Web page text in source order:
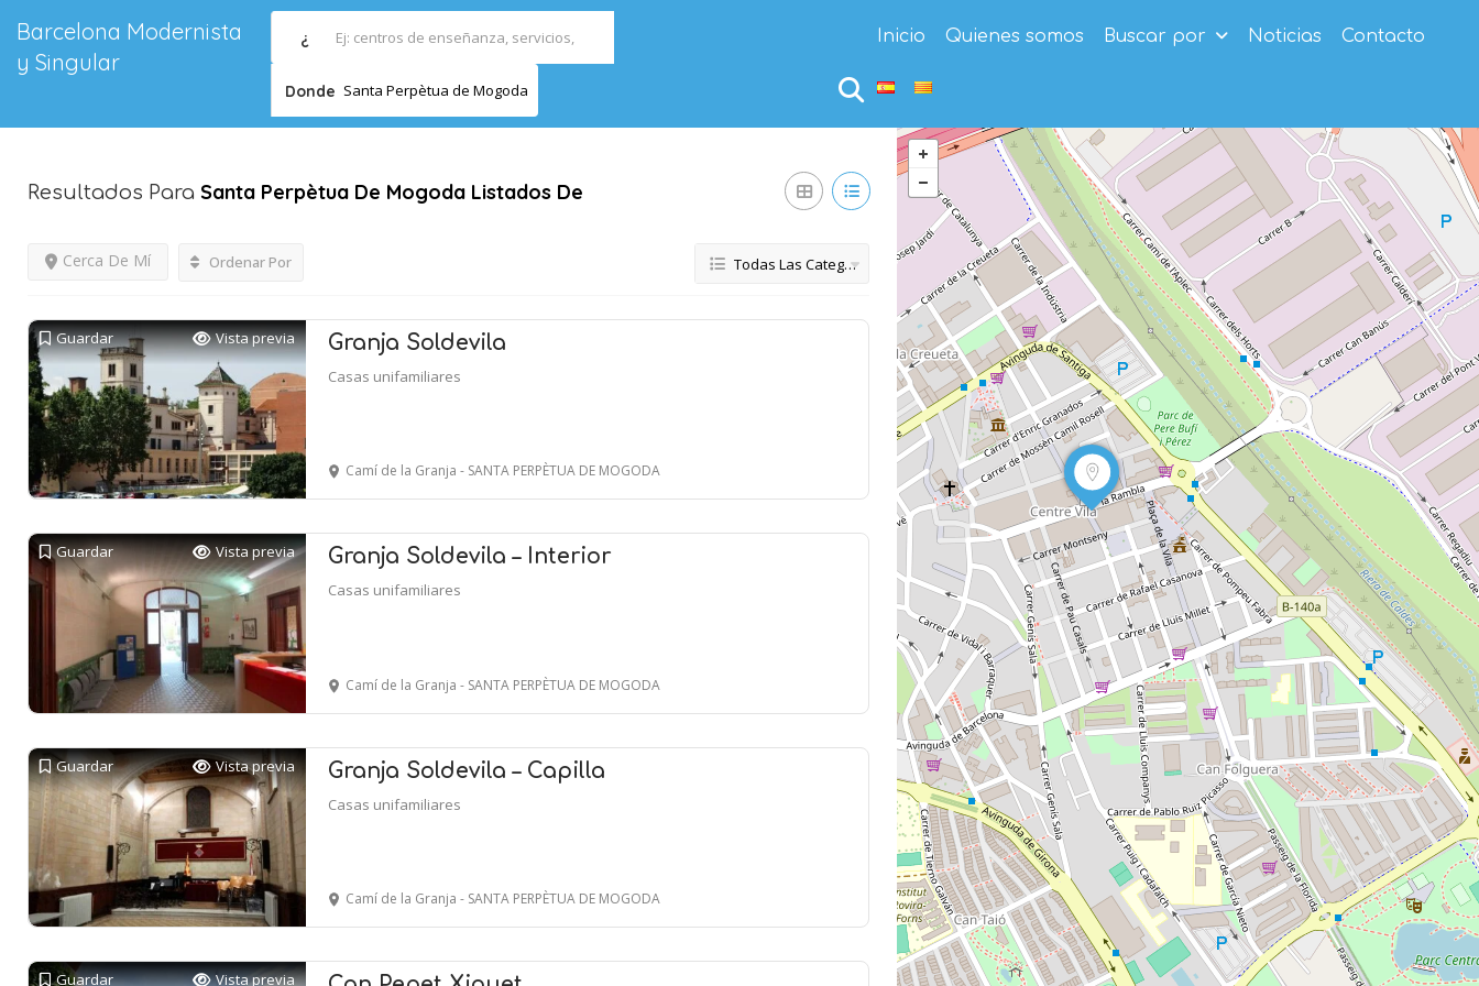
Barcelona Modernista
y Singular
¿
Donde Santa Perpètua de Mogoda
Inicio Quienes somos Buscar por Noticias Contacto
Resultados Para Santa Perpètua De Mogoda Listados De
Cerca De Mí Ordenar Por Todas Las Categorías
Guardar Vista previa Granja Soldevila
Casas unifamiliares
Camí de la Granja - SANTA PERPÈTUA DE MOGODA
Guardar Vista previa Granja Soldevila – Interior
Casas unifamiliares
Camí de la Granja - SANTA PERPÈTUA DE MOGODA
Guardar Vista previa Granja Soldevila – Capilla
Casas unifamiliares
Camí de la Granja - SANTA PERPÈTUA DE MOGODA
Guardar Vista previa